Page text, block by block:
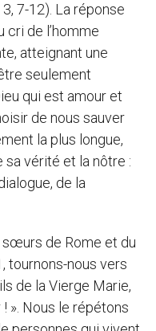
7-12). La réponse
cri de l’homme
atteignant une
seulement
qui est amour et
de nous sauver
la plus longue,
vérité et la nôtre :
de la
sœurs de Rome et du
tournons-nous vers
de la Vierge Marie,
». Nous le répétons